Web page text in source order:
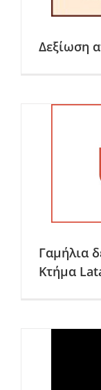
Δεξίωση
Γαμήλια
Κτήμα